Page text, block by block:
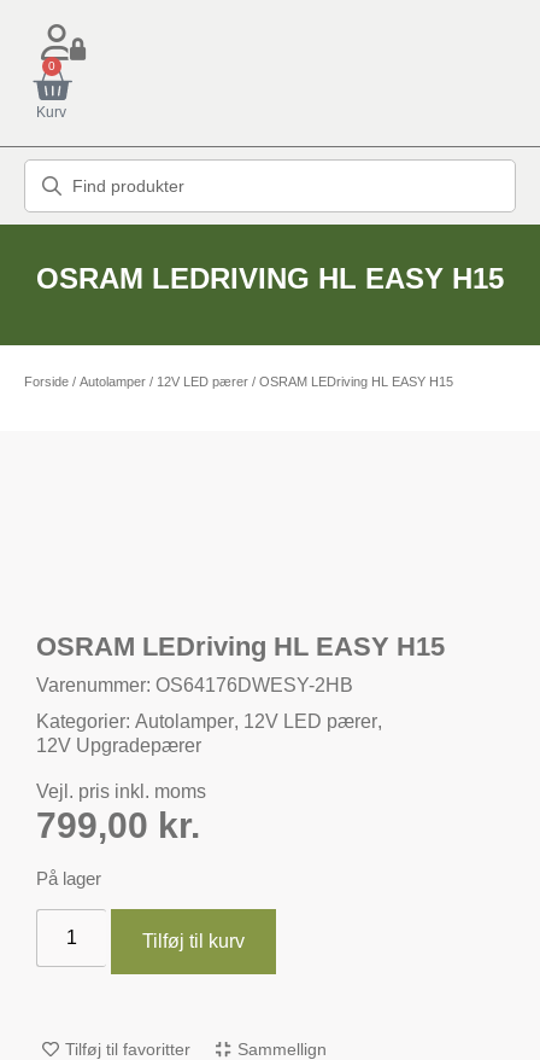
0
Kurv
OSRAM LEDRIVING HL EASY H15
Forside / Autolamper / 12V LED pærer / OSRAM LEDriving HL EASY H15
OSRAM LEDriving HL EASY H15
Varenummer: OS64176DWESY-2HB
Kategorier: Autolamper, 12V LED pærer,
12V Upgradepærer
Vejl. pris inkl. moms
799,00 kr.
På lager
Tilføj til kurv
Tilføj til favoritter Sammellign